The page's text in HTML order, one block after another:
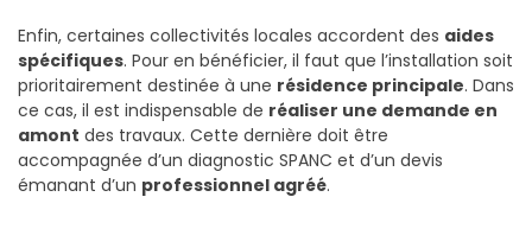
Enfin, certaines collectivités locales accordent des aides
spécifiques. Pour en bénéficier, il faut que l’installation soit
prioritairement destinée à une résidence principale. Dans
ce cas, il est indispensable de réaliser une demande en
amont des travaux. Cette dernière doit être
accompagnée d’un diagnostic SPANC et d’un devis
émanant d’un professionnel agréé.